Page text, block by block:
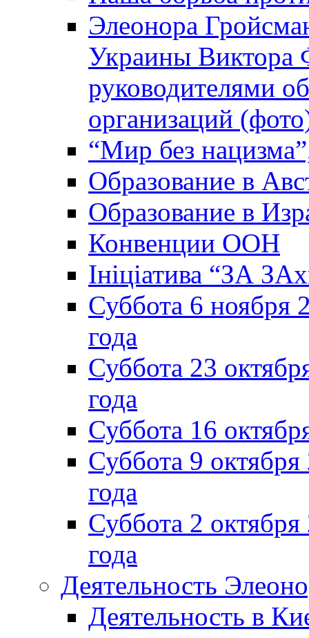
Элеонора
Украины Виктора
руководителями
организаций
“Мир без
Образование в
Образование в
Конвенции ООН
Ініціатива “ЗА
Суббота 6 ноября
года
Суббота 23
года
Суббота 16
Суббота 9
года
Суббота 2
года
Деятельность
Деятельность в